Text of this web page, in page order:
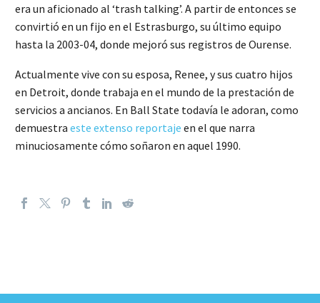
era un aficionado al ‘trash talking’. A partir de entonces se
convirtió en un fijo en el Estrasburgo, su último equipo
hasta la 2003-04, donde mejoró sus registros de Ourense.
Actualmente vive con su esposa, Renee, y sus cuatro hijos
en Detroit, donde trabaja en el mundo de la prestación de
servicios a ancianos. En Ball State todavía le adoran, como
demuestra este extenso reportaje en el que narra
minuciosamente cómo soñaron en aquel 1990.